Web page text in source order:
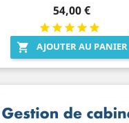
Prix
54,00 €
 AJOUTER AU PANIER